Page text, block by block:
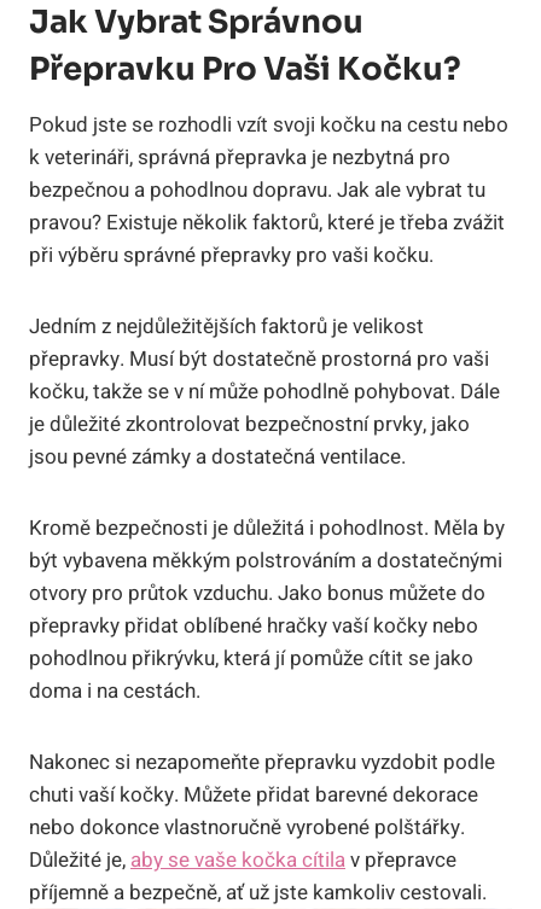
Jak Vybrat Správnou
Přepravku Pro Vaši Kočku?
Pokud jste se rozhodli vzít svoji kočku na cestu nebo
k veterináři, správná přepravka je nezbytná pro
bezpečnou a pohodlnou dopravu. Jak ale vybrat tu
pravou? Existuje několik faktorů, které je třeba zvážit
při výběru správné přepravky pro vaši kočku.
Jedním z nejdůležitějších faktorů je velikost
přepravky. Musí být dostatečně prostorná pro vaši
kočku, takže se v ní může pohodlně pohybovat. Dále
je důležité zkontrolovat bezpečnostní prvky, jako
jsou pevné zámky a dostatečná ventilace.
Kromě bezpečnosti je důležitá i pohodlnost. Měla by
být vybavena měkkým polstrováním a dostatečnými
otvory pro průtok vzduchu. Jako bonus můžete do
přepravky přidat oblíbené hračky vaší kočky nebo
pohodlnou přikrývku, která jí pomůže cítit se jako
doma i na cestách.
Nakonec si nezapomeňte přepravku vyzdobit podle
chuti vaší kočky. Můžete přidat barevné dekorace
nebo dokonce vlastnoručně vyrobené polštářky.
Důležité je, aby se vaše kočka cítilav přepravce
příjemně a bezpečně, ať už jste kamkoliv cestovali.